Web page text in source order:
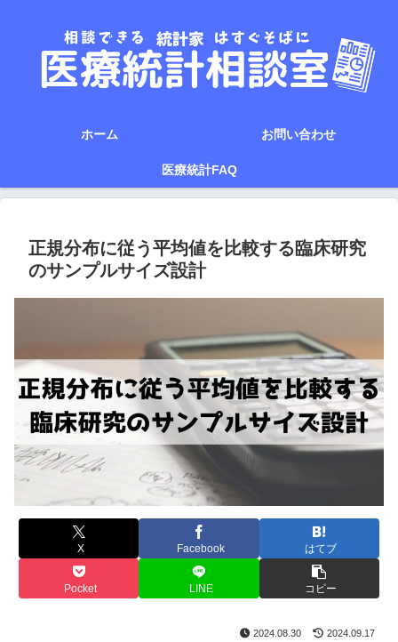
ホーム お問い合わせ
医療統計FAQ
正規分布に従う平均値を比較する臨床研究
のサンプルサイズ設計
X Facebook はてブ
Pocket LINE コピー
2024.08.30 2024.09.17